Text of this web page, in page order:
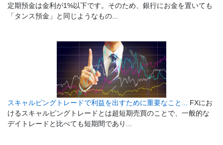
定期預金は金利が1%以下です。そのため、銀行にお金を置いても
「タンス預金」と同じようなもの...
スキャルピングトレードで利益を出すために重要なこと...
FXにお
けるスキャルピングトレードとは超短期売買のことで、一般的な
デイトレードと比べても短期間であり...